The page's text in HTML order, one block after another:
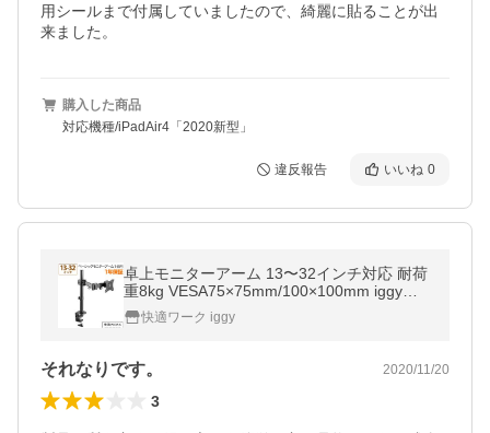
用シールまで付属していましたので、綺麗に貼ることが出
来ました。
購入した商品
対応機種/iPadAir4「2020新型」
違反報告 いいね 0
卓上モニターアーム 13〜32インチ対応 耐荷
重8kg VESA75×75mm/100×100mm iggy
（イギー）快適ワーク NA312
快適ワーク iggy
それなりです。 2020/11/20
3